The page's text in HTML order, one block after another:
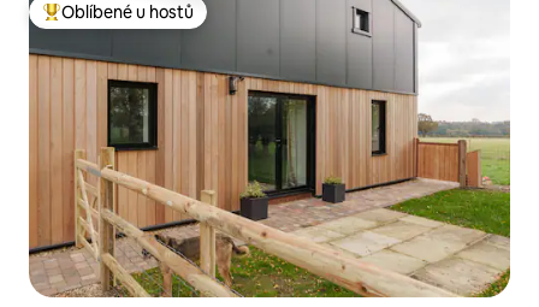
Nejlepší v kategorii Oblíbené u hostů
Oblíbené u hostů